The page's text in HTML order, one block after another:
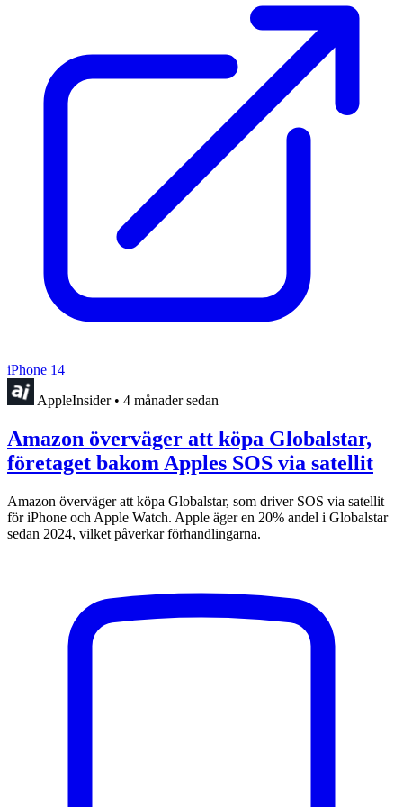
iPhone 14
AppleInsider • 4 månader sedan
Amazon överväger att köpa Globalstar,
företaget bakom Apples SOS via satellit
Amazon överväger att köpa Globalstar, som driver SOS via satellit
för iPhone och Apple Watch. Apple äger en 20% andel i Globalstar
sedan 2024, vilket påverkar förhandlingarna.